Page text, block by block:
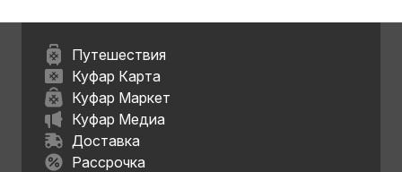
Путешествия
Куфар Карта
Куфар Маркет
Куфар Медиа
Доставка
Рассрочка